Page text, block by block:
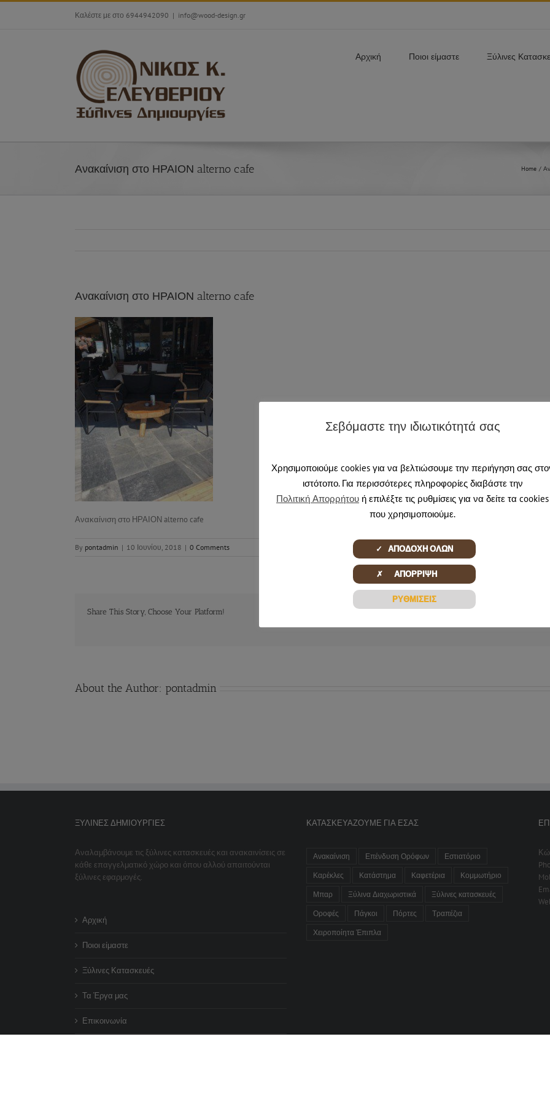
Skip
Καλέστε με στο 6944942090 | info@wood-design.gr
Αρχική Ποιοι είμαστε Ξύλινες
Ανακαίνιση στο ΗΡΑΙΟΝ alterno cafe Home
Ανακαίνιση στο ΗΡΑΙΟΝ alterno cafe
Ανακαίνιση στο ΗΡΑΙΟΝ alterno cafe
By pontadmin | 10 Ιουνίου, 2018 | 0 Comments
Share This Story, Choose Your Platform!
About the Author: pontadmin
ΞΎΛΙΝΕΣ ΔΗΜΙΟΥΡΓΊΕΣ
Αναλαμβάνουμε τις ξύλινες κατασκευές και ανακαινίσεις σε
κάθε επαγγελματικό χώρο και όπου αλλού απαιτούνται
ξύλινες εφαρμογές.
Αρχική
Ποιοι είμαστε
Ξύλινες Κατασκευές
Τα Έργα μας
Επικοινωνία
ΚΑΤΑΣΚΕΥΆΖΟΥΜΕ ΓΙΑ ΕΣΆΣ
Ανακαίνιση Επένδυση Ορόφων Εστιατόριο
Καρέκλες Κατάστημα Καφετέρια Κομμωτήριο
Μπαρ Ξύλινα Διαχωριστικά Ξύλινες κατασκευές
Οροφές Πάγκοι Πόρτες Τραπέζια
Χειροποίητα Έπιπλα
Σεβόμαστε την ιδιωτικότητά σας
Χρησιμοποιούμε cookies για να βελτιώσουμε την περιήγηση σας
ιστότοπο. Για περισσότερες πληροφορίες διαβάστε την
Πολιτική Απορρήτου ή επιλέξτε τις ρυθμίσεις για να δείτε τα cookies
που χρησιμοποιούμε.
ΡΥΘΜΙΣΕΙΣ
✓ ΑΠΟΔΟΧΗ ΟΛΩΝ
✗ ΑΠΟΡΡΙΨΗ